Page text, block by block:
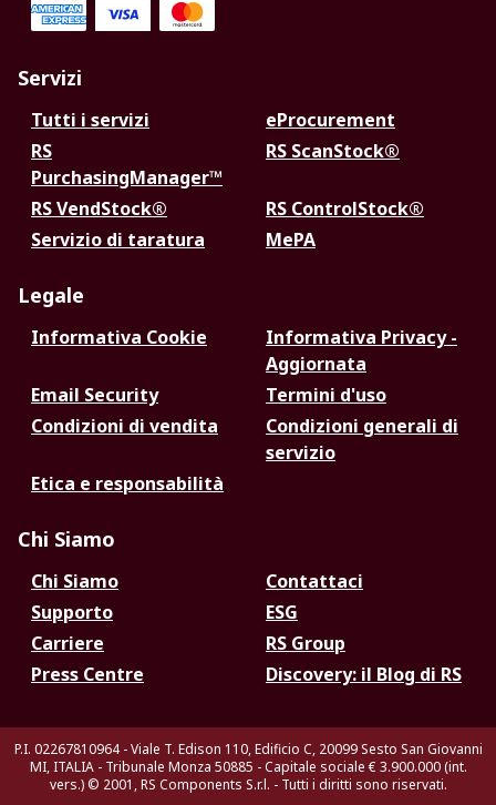
Servizi
Tutti i servizi
eProcurement
RS
PurchasingManager™
RS ScanStock®
RS VendStock®
RS ControlStock®
Servizio di taratura
MePA
Legale
Informativa Cookie
Informativa Privacy -
Aggiornata
Email Security
Termini d'uso
Condizioni di vendita
Condizioni generali di
servizio
Etica e responsabilità
Chi Siamo
Chi Siamo
Contattaci
Supporto
ESG
Carriere
RS Group
Press Centre
Discovery: il Blog di RS
P.I. 02267810964 - Viale T. Edison 110, Edificio C, 20099 Sesto San Giovanni
MI, ITALIA - Tribunale Monza 50885 - Capitale sociale € 3.900.000 (int.
vers.) © 2001, RS Components S.r.l. - Tutti i diritti sono riservati.